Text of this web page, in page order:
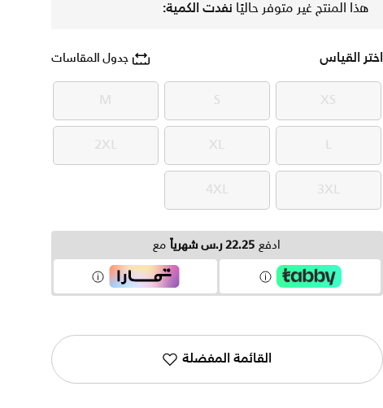
هذا المنتج غير متوفر حاليًا نفدت الكمية:
اختر القياس جدول المقاسات
XS
XS
S
S
M
M
L
L
XL
XL
2XL
2XL
3XL
3XL
4XL
4XL
ادفع 22.25 ر.س شهرياً مع
القائمة المفضلة